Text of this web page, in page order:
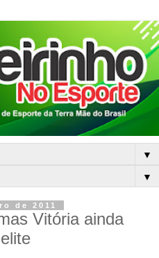
▼
▼
de 2011
Vitória ainda